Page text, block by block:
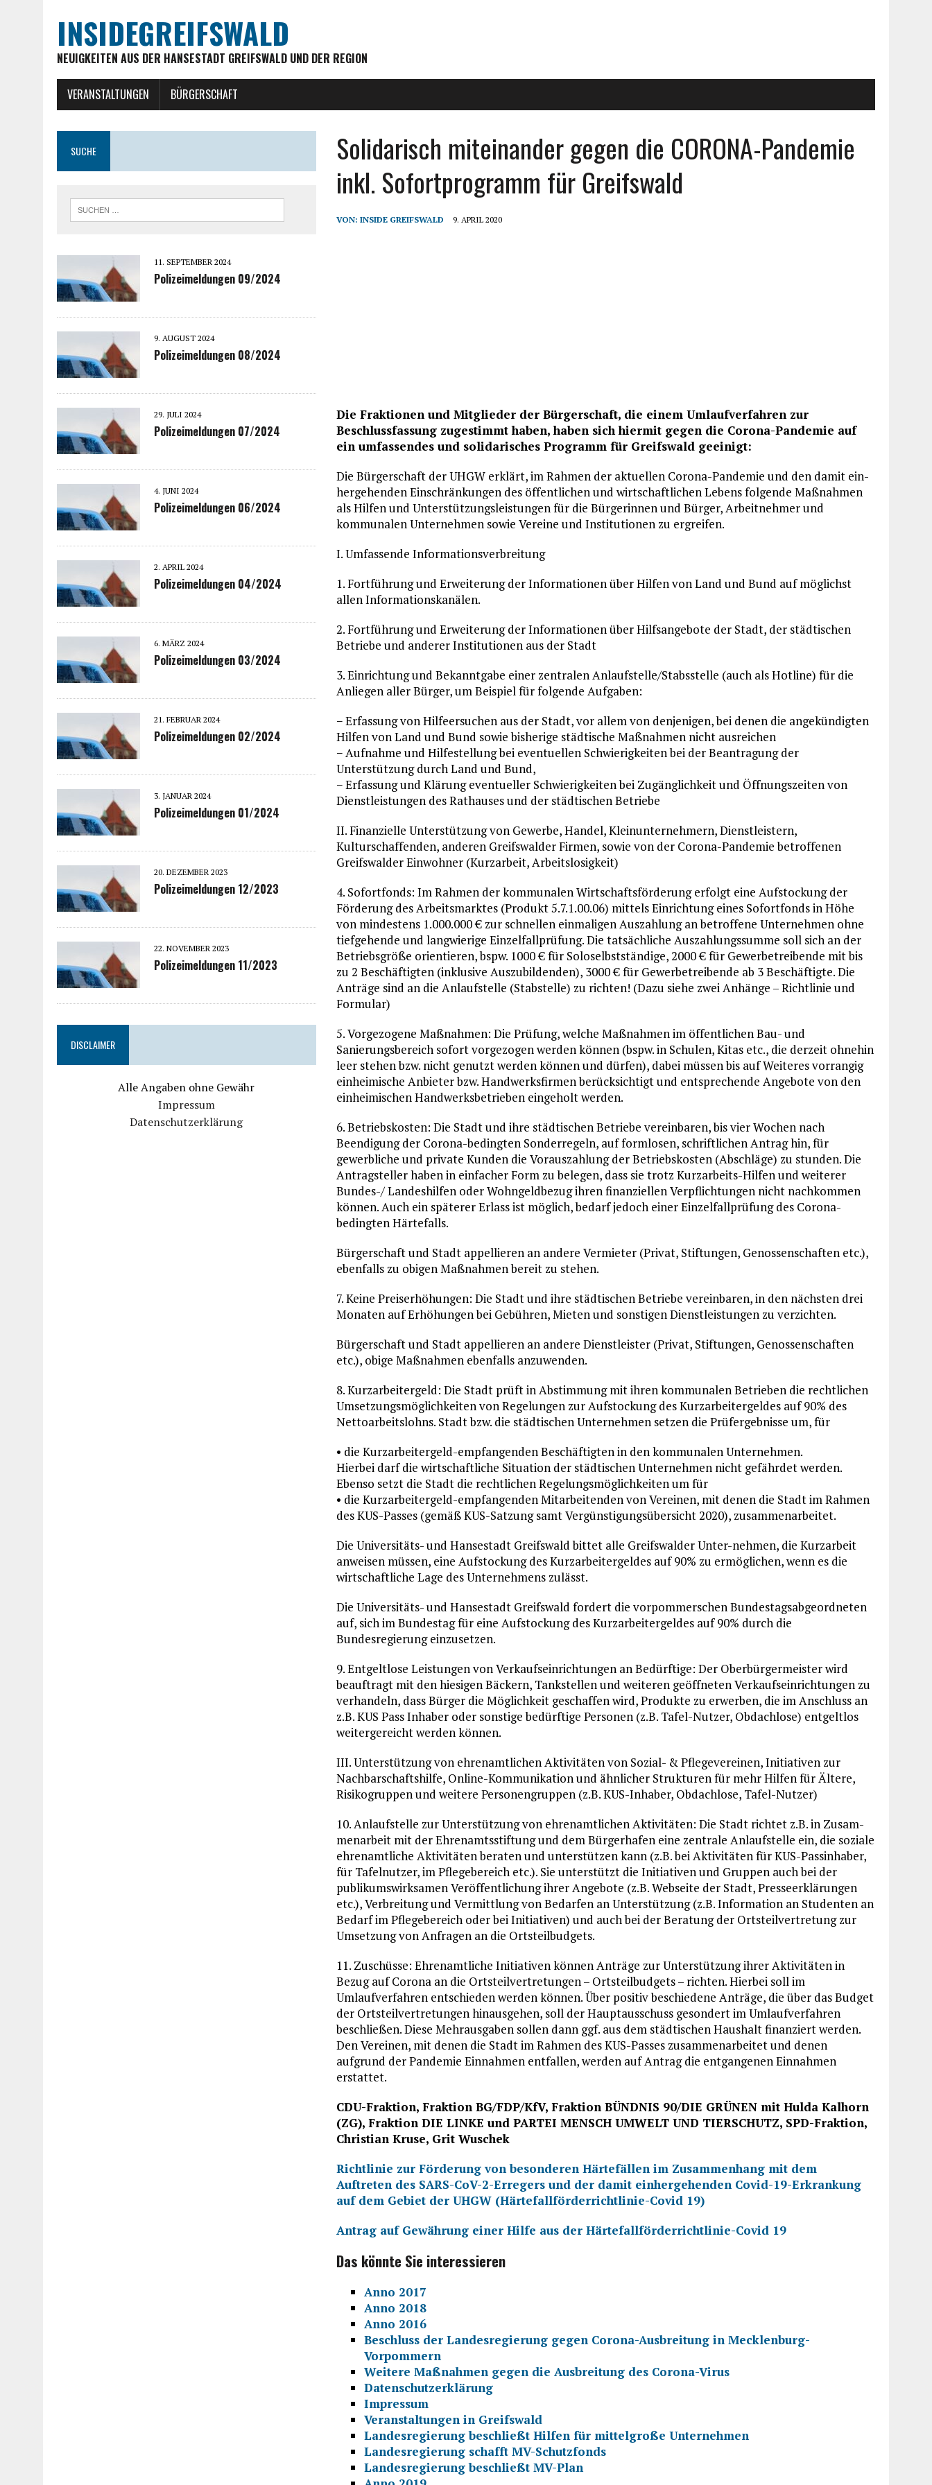
INSIDEGREIFSWALD
NEUIGKEITEN AUS DER HANSESTADT GREIFSWALD UND DER REGION
VERANSTALTUNGEN BÜRGERSCHAFT
Solidarisch miteinander gegen die CORONA-Pandemie
inkl. Sofortprogramm für Greifswald
VON:INSIDE GREIFSWALD 9. APRIL 2020
Die Fraktionen und Mitglieder der Bürgerschaft, die einem Umlaufverfahren zur
Beschlussfassung zugestimmt haben, haben sich hiermit gegen die Corona-Pandemie auf
ein umfassendes und solidarisches Programm für Greifswald geeinigt:
Die Bürgerschaft der UHGW erklärt, im Rahmen der aktuellen Corona-Pandemie und den damit ein­
hergehenden Einschränkungen des öffentlichen und wirtschaftlichen Lebens folgende Maß­nahmen
als Hilfen und Unterstützungsleistungen für die Bürgerinnen und Bürger, Arbeit­nehmer und
kommunalen Unternehmen sowie Vereine und Institutionen zu ergreifen.
I. Umfassende Informationsverbreitung
1. Fortführung und Erweiterung der Informationen über Hilfen von Land und Bund auf möglichst
allen Informationskanälen.
2. Fortführung und Erweiterung der Informationen über Hilfsangebote der Stadt, der städtischen
Betriebe und anderer Institutionen aus der Stadt
3. Einrichtung und Bekanntgabe einer zentralen Anlaufstelle/Stabsstelle (auch als Hotline) für die
Anliegen aller Bürger, um Beispiel für folgende Aufgaben:
− Erfassung von Hilfeersuchen aus der Stadt, vor allem von denjenigen, bei denen die angekündigten
Hilfen von Land und Bund sowie bisherige städtische Maßnahmen nicht ausreichen
− Aufnahme und Hilfestellung bei eventuellen Schwierigkeiten bei der Beantragung der
Unterstützung durch Land und Bund,
− Erfassung und Klärung eventueller Schwierigkeiten bei Zugänglichkeit und Öffnungszeiten von
Dienstleistungen des Rathauses und der städtischen Betriebe
II. Finanzielle Unterstützung von Gewerbe, Handel, Kleinunternehmern, Dienstleistern,
Kulturschaffenden, anderen Greifswalder Firmen, sowie von der Corona-Pandemie betroffenen
Greifswalder Einwohner (Kurz­arbeit, Arbeitslosigkeit)
4. Sofortfonds: Im Rahmen der kommunalen Wirtschaftsförderung erfolgt eine Aufstockung der
Förderung des Arbeitsmarktes (Produkt 5.7.1.00.06) mittels Einrichtung eines Sofortfonds in Höhe
von mindestens 1.000.000 € zur schnellen einmaligen Auszahlung an betroffene Unternehmen ohne
tiefgehende und langwierige Einzelfallprüfung. Die tatsächliche Auszahlungssumme soll sich an der
Betriebsgröße orientieren, bspw. 1000 € für Soloselbstständige, 2000 € für Gewerbetreibende mit bis
zu 2 Beschäftigten (inklusive Auszubildenden), 3000 € für Gewerbetreibende ab 3 Beschäftigte. Die
Anträge sind an die Anlaufstelle (Stabstelle) zu richten! (Dazu siehe zwei Anhänge – Richtlinie und
Formular)
5. Vorgezogene Maßnahmen: Die Prüfung, welche Maßnahmen im öffentlichen Bau- und
Sanierungsbereich sofort vorgezogen werden können (bspw. in Schulen, Kitas etc., die derzeit ohnehin
leer stehen bzw. nicht genutzt werden können und dürfen), dabei müssen bis auf Weiteres vorrangig
einheimische Anbieter bzw. Handwerksfirmen berücksichtigt und entsprechende Angebote von den
einheimischen Handwerksbetrieben eingeholt werden.
6. Betriebskosten: Die Stadt und ihre städtischen Betriebe vereinbaren, bis vier Wochen nach
Beendigung der Corona-bedingten Sonderregeln, auf formlosen, schriftlichen Antrag hin, für
gewerbliche und private Kunden die Vorauszahlung der Betriebskosten (Abschläge) zu stunden. Die
Antragsteller haben in einfacher Form zu belegen, dass sie trotz Kurzarbeits-Hilfen und weiterer
Bundes-/ Landeshilfen oder Wohngeldbezug ihren finanziellen Verpflichtungen nicht nachkommen
können. Auch ein späterer Erlass ist möglich, bedarf jedoch einer Einzelfallprüfung des Corona-
bedingten Härtefalls.
Bürgerschaft und Stadt appellieren an andere Vermieter (Privat, Stiftungen, Genossenschaften etc.),
ebenfalls zu obigen Maßnahmen bereit zu stehen.
7. Keine Preiserhöhungen: Die Stadt und ihre städtischen Betriebe vereinbaren, in den nächsten drei
Monaten auf Erhöhungen bei Gebühren, Mieten und sonstigen Dienstleistungen zu verzichten.
Bürgerschaft und Stadt appellieren an andere Dienstleister (Privat, Stiftungen, Genossenschaften
etc.), obige Maßnahmen ebenfalls anzuwenden.
8. Kurzarbeitergeld: Die Stadt prüft in Abstimmung mit ihren kommunalen Betrieben die rechtlichen
Umsetzungsmöglichkeiten von Regelungen zur Aufstockung des Kurzarbeitergeldes auf 90% des
Nettoarbeitslohns. Stadt bzw. die städtischen Unternehmen setzen die Prüfergebnisse um, für
• die Kurzarbeitergeld-empfangenden Beschäftigten in den kommunalen Unternehmen.
Hierbei darf die wirtschaftliche Situation der städtischen Unternehmen nicht gefährdet werden.
Ebenso setzt die Stadt die rechtlichen Regelungsmöglichkeiten um für
• die Kurzarbeitergeld-empfangenden Mitarbeitenden von Vereinen, mit denen die Stadt im Rahmen
des KUS-Passes (gemäß KUS-Satzung samt Vergünstigungsübersicht 2020), zusammenarbeitet.
Die Universitäts- und Hansestadt Greifswald bittet alle Greifswalder Unter-nehmen, die Kurzarbeit
anweisen müssen, eine Aufstockung des Kurzarbeitergeldes auf 90% zu ermöglichen, wenn es die
wirtschaftliche Lage des Unternehmens zulässt.
Die Universitäts- und Hansestadt Greifswald fordert die vorpommerschen Bundestagsabgeordneten
auf, sich im Bundestag für eine Aufstockung des Kurzarbeitergeldes auf 90% durch die
Bundesregierung einzusetzen.
9. Entgeltlose Leistungen von Verkaufseinrichtungen an Bedürftige: Der Oberbürgermeister wird
beauftragt mit den hiesigen Bäckern, Tankstellen und weiteren geöffneten Verkaufseinrichtungen zu
verhandeln, dass Bürger die Möglichkeit geschaffen wird, Produkte zu erwerben, die im An­schluss an
z.B. KUS Pass Inhaber oder sonstige bedürftige Personen (z.B. Tafel-Nutzer, Obdachlose) entgeltlos
weitergereicht werden können.
III. Unterstützung von ehrenamtlichen Aktivitäten von Sozial- & Pflegever­einen, Initiativen zur
Nachbarschaftshilfe, Online-Kommunikation und ähnlicher Strukturen für mehr Hilfen für Ältere,
Risikogruppen und weitere Personengruppen (z.B. KUS-Inhaber, Obdachlose, Tafel-Nutzer)
10. Anlaufstelle zur Unterstützung von ehrenamtlichen Aktivitäten: Die Stadt richtet z.B. in Zusam­
men­arbeit mit der Ehrenamtsstiftung und dem Bürgerhafen eine zentrale Anlaufstelle ein, die soziale
ehrenamtliche Aktivitäten beraten und unterstützen kann (z.B. bei Aktivitäten für KUS-Passinhaber,
für Tafelnutzer, im Pflegebereich etc.). Sie unterstützt die Initiativen und Gruppen auch bei der
publikumswirksamen Veröffentlichung ihrer Angebote (z.B. Webseite der Stadt, Presseerklärungen
etc.), Verbreitung und Vermittlung von Bedarfen an Unterstützung (z.B. Information an Studenten an
Bedarf im Pflegebereich oder bei Initiativen) und auch bei der Beratung der Ortsteilvertretung zur
Umsetzung von Anfragen an die Ortsteilbudgets.
11. Zuschüsse: Ehrenamtliche Initiativen können Anträge zur Unterstützung ihrer Aktivitäten in
Bezug auf Corona an die Ortsteilvertretungen – Ortsteilbudgets – richten. Hierbei soll im
Umlaufverfahren entschieden werden können. Über positiv beschiedene Anträge, die über das Budget
der Ortsteilvertretungen hinausgehen, soll der Hauptausschuss gesondert im Umlaufverfahren
beschließen. Diese Mehrausgaben sollen dann ggf. aus dem städtischen Haushalt finanziert werden.
Den Vereinen, mit denen die Stadt im Rahmen des KUS-Passes zusammenarbeitet und denen
aufgrund der Pandemie Einnahmen entfallen, werden auf Antrag die entgangenen Einnahmen
erstattet.
CDU-Fraktion, Fraktion BG/FDP/KfV, Fraktion BÜNDNIS 90/DIE GRÜNEN mit Hulda Kalhorn
(ZG), Fraktion DIE LINKE und PARTEI MENSCH UMWELT UND TIERSCHUTZ, SPD-Fraktion,
Christian Kruse, Grit Wuschek
Richtlinie zur Förderung von besonderen Härtefällen im Zusammenhang mit dem
Auftreten des SARS-CoV-2-Erregers und der damit einhergehenden Covid-19-Erkrankung
auf dem Gebiet der UHGW (Härtefallförderrichtlinie-Covid 19)
Antrag auf Gewährung einer Hilfe aus der Härtefallförderrichtlinie-Covid 19
Das könnte Sie interessieren
Anno 2017
Anno 2018
Anno 2016
Beschluss der Landesregierung gegen Corona-Ausbreitung in Mecklenburg-
Vorpommern
Weitere Maßnahmen gegen die Ausbreitung des Corona-Virus
Datenschutzerklärung
Impressum
Veranstaltungen in Greifswald
Landesregierung beschließt Hilfen für mittelgroße Unternehmen
Landesregierung schafft MV-Schutzfonds
Landesregierung beschließt MV-Plan
SUCHE
11. SEPTEMBER 2024
Polizeimeldungen 09/2024
9. AUGUST 2024
Polizeimeldungen 08/2024
29. JULI 2024
Polizeimeldungen 07/2024
4. JUNI 2024
Polizeimeldungen 06/2024
2. APRIL 2024
Polizeimeldungen 04/2024
6. MÄRZ 2024
Polizeimeldungen 03/2024
21. FEBRUAR 2024
Polizeimeldungen 02/2024
3. JANUAR 2024
Polizeimeldungen 01/2024
20. DEZEMBER 2023
Polizeimeldungen 12/2023
22. NOVEMBER 2023
Polizeimeldungen 11/2023
DISCLAIMER
Alle Angaben ohne Gewähr
Impressum
Datenschutzerklärung